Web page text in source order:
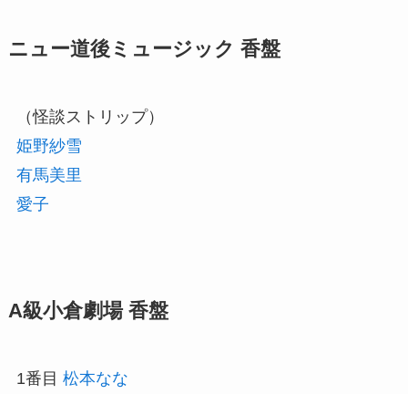
ニュー道後ミュージック 香盤
（怪談ストリップ）
姫野紗雪
有馬美里
愛子
A級小倉劇場 香盤
1番目 松本なな